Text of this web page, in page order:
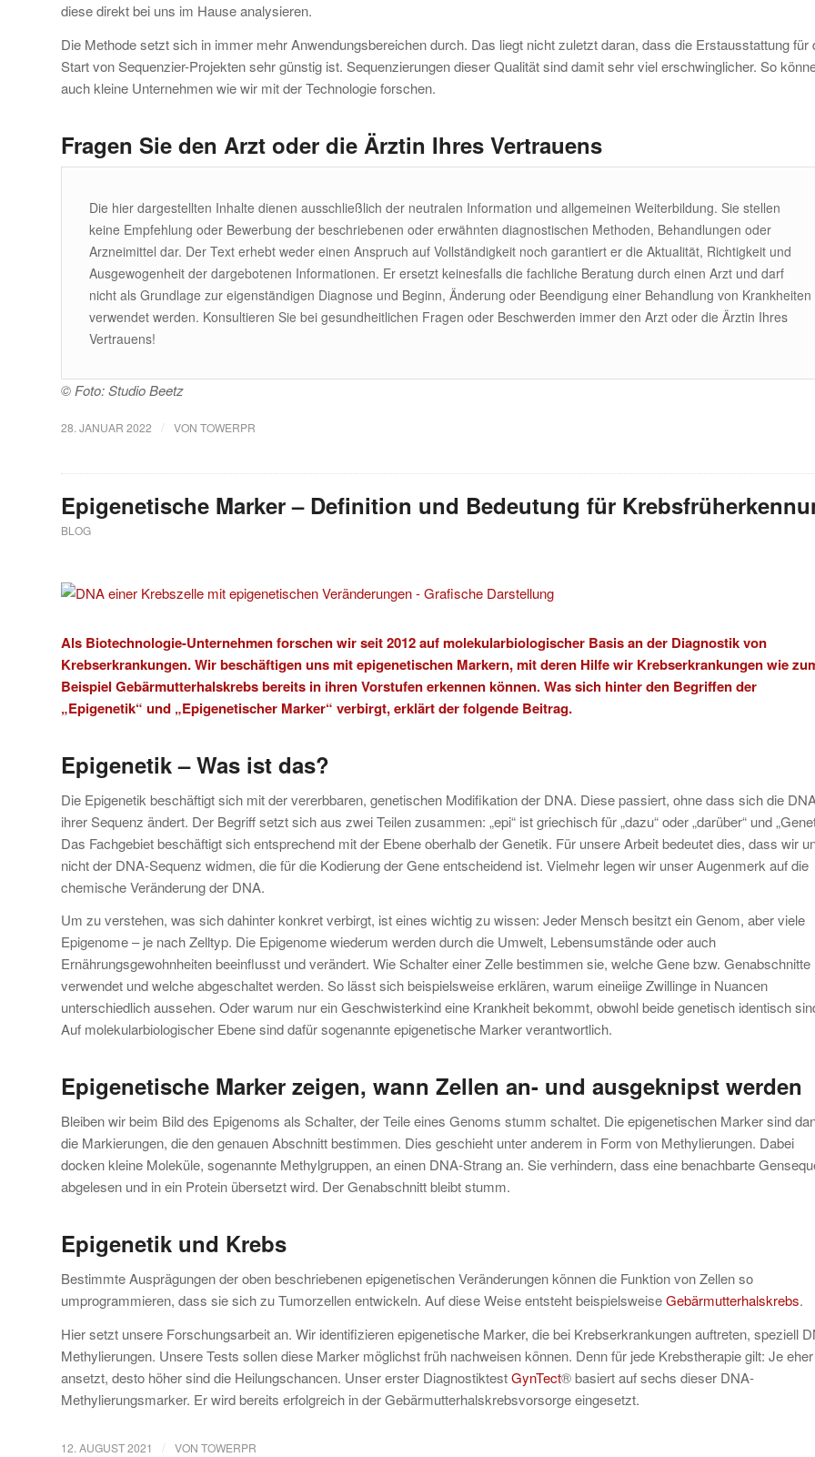
diese direkt bei uns im Hause analysieren.
Die Methode setzt sich in immer mehr Anwendungsbereichen durch. Das liegt nicht zuletzt daran, dass die Erstausstattung für
Start von Sequenzier-Projekten sehr günstig ist. Sequenzierungen dieser Qualität sind damit sehr viel erschwinglicher. So
auch kleine Unternehmen wie wir mit der Technologie forschen.
Fragen Sie den Arzt oder die Ärztin Ihres Vertrauens
Die hier dargestellten Inhalte dienen ausschließlich der neutralen Information und allgemeinen Weiterbildung. Sie stellen
keine Empfehlung oder Bewerbung der beschriebenen oder erwähnten diagnostischen Methoden, Behandlungen oder
Arzneimittel dar. Der Text erhebt weder einen Anspruch auf Vollständigkeit noch garantiert er die Aktualität, Richtigkeit und
Ausgewogenheit der dargebotenen Informationen. Er ersetzt keinesfalls die fachliche Beratung durch einen Arzt und darf
nicht als Grundlage zur eigenständigen Diagnose und Beginn, Änderung oder Beendigung einer Behandlung von Krankheiten
verwendet werden. Konsultieren Sie bei gesundheitlichen Fragen oder Beschwerden immer den Arzt oder die Ärztin Ihres
Vertrauens!
© Foto: Studio Beetz
28. JANUAR 2022 / VON TOWERPR
Epigenetische Marker – Definition und Bedeutung für
BLOG
Als Biotechnologie-Unternehmen forschen wir seit 2012 auf molekularbiologischer Basis an der Diagnostik von
Krebserkrankungen. Wir beschäftigen uns mit epigenetischen Markern, mit deren Hilfe wir Krebserkrankungen wie
Beispiel Gebärmutterhalskrebs bereits in ihren Vorstufen erkennen können. Was sich hinter den Begriffen der
„Epigenetik“ und „Epigenetischer Marker“ verbirgt, erklärt der folgende Beitrag.
Epigenetik – Was ist das?
Die Epigenetik beschäftigt sich mit der vererbbaren, genetischen Modifikation der DNA. Diese passiert, ohne dass sich die
ihrer Sequenz ändert. Der Begriff setzt sich aus zwei Teilen zusammen: „epi“ ist griechisch für „dazu“ oder „darüber“ und
Das Fachgebiet beschäftigt sich entsprechend mit der Ebene oberhalb der Genetik. Für unsere Arbeit bedeutet dies, dass wir
nicht der DNA-Sequenz widmen, die für die Kodierung der Gene entscheidend ist. Vielmehr legen wir unser Augenmerk auf die
chemische Veränderung der DNA.
Um zu verstehen, was sich dahinter konkret verbirgt, ist eines wichtig zu wissen: Jeder Mensch besitzt ein Genom, aber viele
Epigenome – je nach Zelltyp. Die Epigenome wiederum werden durch die Umwelt, Lebensumstände oder auch
Ernährungsgewohnheiten beeinflusst und verändert. Wie Schalter einer Zelle bestimmen sie, welche Gene bzw. Genabschnitte
verwendet und welche abgeschaltet werden. So lässt sich beispielsweise erklären, warum eineiige Zwillinge in Nuancen
unterschiedlich aussehen. Oder warum nur ein Geschwisterkind eine Krankheit bekommt, obwohl beide genetisch identisch
Auf molekularbiologischer Ebene sind dafür sogenannte epigenetische Marker verantwortlich.
Epigenetische Marker zeigen, wann Zellen an- und ausgeknipst werden
Bleiben wir beim Bild des Epigenoms als Schalter, der Teile eines Genoms stumm schaltet. Die epigenetischen Marker sind
die Markierungen, die den genauen Abschnitt bestimmen. Dies geschieht unter anderem in Form von Methylierungen. Dabei
docken kleine Moleküle, sogenannte Methylgruppen, an einen DNA-Strang an. Sie verhindern, dass eine benachbarte
abgelesen und in ein Protein übersetzt wird. Der Genabschnitt bleibt stumm.
Epigenetik und Krebs
Bestimmte Ausprägungen der oben beschriebenen epigenetischen Veränderungen können die Funktion von Zellen so
umprogrammieren, dass sie sich zu Tumorzellen entwickeln. Auf diese Weise entsteht beispielsweiseGebärmutterhalskrebs.
Hier setzt unsere Forschungsarbeit an. Wir identifizieren epigenetische Marker, die bei Krebserkrankungen auftreten, speziell
Methylierungen. Unsere Tests sollen diese Marker möglichst früh nachweisen können. Denn für jede Krebstherapie gilt: Je
ansetzt, desto höher sind die Heilungschancen. Unser erster DiagnostiktestGynTect® basiert auf sechs dieser DNA-
Methylierungsmarker. Er wird bereits erfolgreich in der Gebärmutterhalskrebsvorsorge eingesetzt.
12. AUGUST 2021 / VON TOWERPR